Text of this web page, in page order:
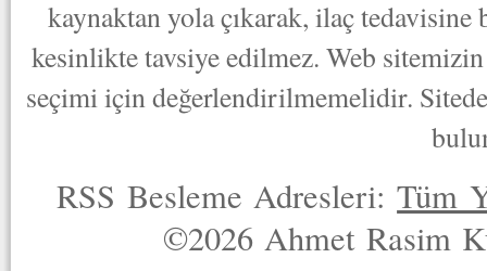
kaynaktan yola çıkarak, ilaç
kesinlikte tavsiye edilmez. Web
seçimi için değerlendirilmemelidir.
RSS Besleme Adresleri:Tüm
©2026 Ahmet Rasim